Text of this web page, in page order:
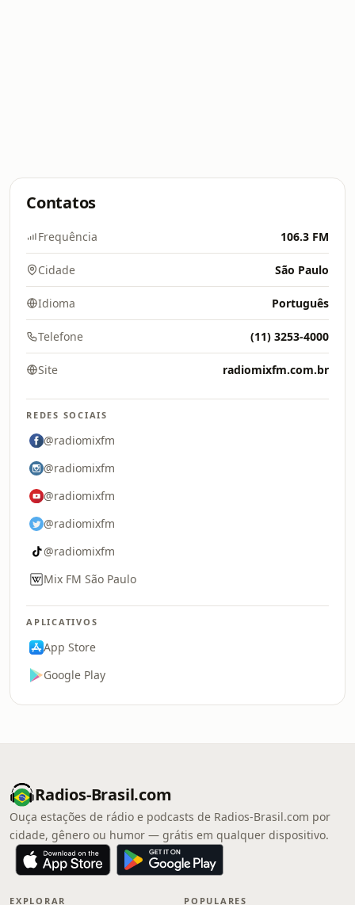
Contatos
Frequência 106.3 FM
Cidade São Paulo
Idioma Português
Telefone (11) 3253-4000
Site radiomixfm.com.br
REDES SOCIAIS
@radiomixfm
@radiomixfm
@radiomixfm
@radiomixfm
@radiomixfm
Mix FM São Paulo
APLICATIVOS
App Store
Google Play
Radios-Brasil.com
Ouça estações de rádio e podcasts de Radios-Brasil.com por
cidade, gênero ou humor — grátis em qualquer dispositivo.
EXPLORAR POPULARES